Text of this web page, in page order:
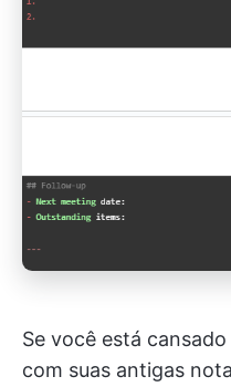
Se você está
com suas antigas